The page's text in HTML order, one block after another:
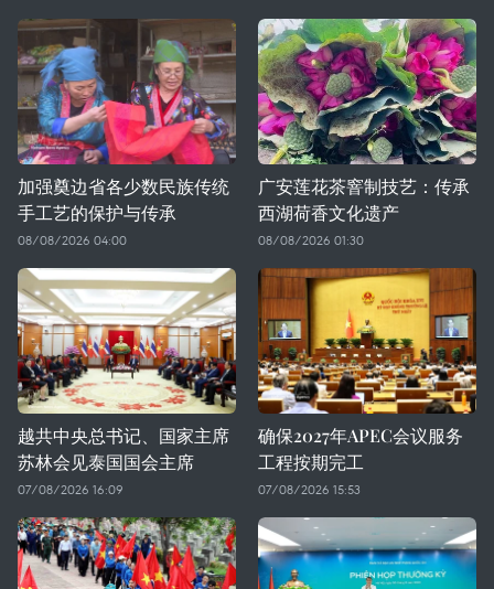
加强奠边省各少数民族传统
手工艺的保护与传承
08/08/2026 04:00
广安莲花茶窨制技艺：传承
西湖荷香文化遗产
08/08/2026 01:30
越共中央总书记、国家主席
苏林会见泰国国会主席
07/08/2026 16:09
确保2027年APEC会议服务
工程按期完工
07/08/2026 15:53